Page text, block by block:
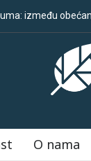
Klimatske
9 months ago
O nama